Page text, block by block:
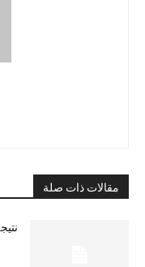
مقالات ذات صلة